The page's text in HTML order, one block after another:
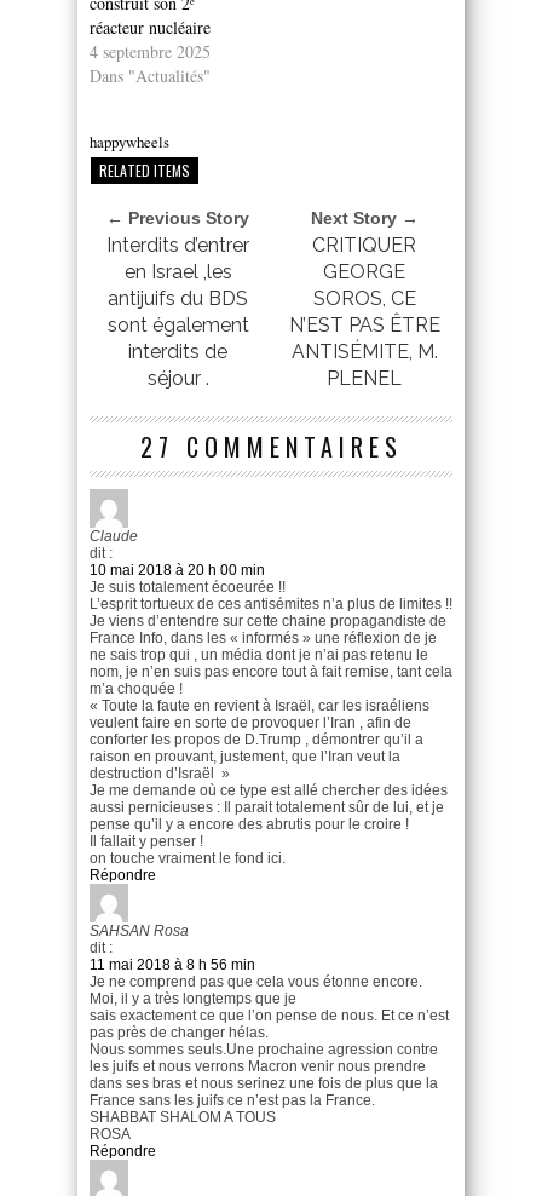
réacteur nucléaire
4 septembre 2025
Dans "Actualités"
happywheels
RELATED ITEMS
← Previous Story
Interdits d’entrer
en Israel ,les
antijuifs du BDS
sont également
interdits de
séjour .
Next Story →
CRITIQUER
GEORGE
SOROS, CE
N’EST PAS ÊTRE
ANTISÉMITE, M.
PLENEL
27 COMMENTAIRES
Claude
dit :
10 mai 2018 à 20 h 00 min
Je suis totalement écoeurée !!
L’esprit tortueux de ces antisémites n’a plus de limites !!
Je viens d’entendre sur cette chaine propagandiste de
France Info, dans les « informés » une réflexion de je
ne sais trop qui , un média dont je n’ai pas retenu le
nom, je n’en suis pas encore tout à fait remise, tant cela
m’a choquée !
« Toute la faute en revient à Israël, car les israéliens
veulent faire en sorte de provoquer l’Iran , afin de
conforter les propos de D.Trump , démontrer qu’il a
raison en prouvant, justement, que l’Iran veut la
destruction d’Israël »
Je me demande où ce type est allé chercher des idées
aussi pernicieuses : Il parait totalement sûr de lui, et je
pense qu’il y a encore des abrutis pour le croire !
Il fallait y penser !
on touche vraiment le fond ici.
Répondre
SAHSAN Rosa
dit :
11 mai 2018 à 8 h 56 min
Je ne comprend pas que cela vous étonne encore.
Moi, il y a très longtemps que je
sais exactement ce que l’on pense de nous. Et ce n’est
pas près de changer hélas.
Nous sommes seuls.Une prochaine agression contre
les juifs et nous verrons Macron venir nous prendre
dans ses bras et nous serinez une fois de plus que la
France sans les juifs ce n’est pas la France.
SHABBAT SHALOM A TOUS
ROSA
Répondre